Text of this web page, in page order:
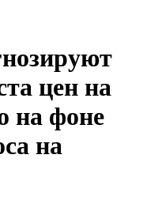
цен на
на фоне
на